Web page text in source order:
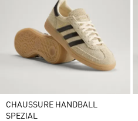
CHAUSSURE HANDBALL
SPEZIAL